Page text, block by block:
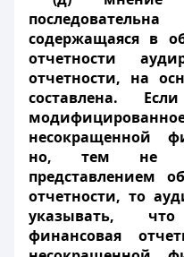
содержащаяся в
отчетности
отчетности, на
составлена.
несокращенной
но, тем не
представлением
отчетности, то
указывать,
финансовая